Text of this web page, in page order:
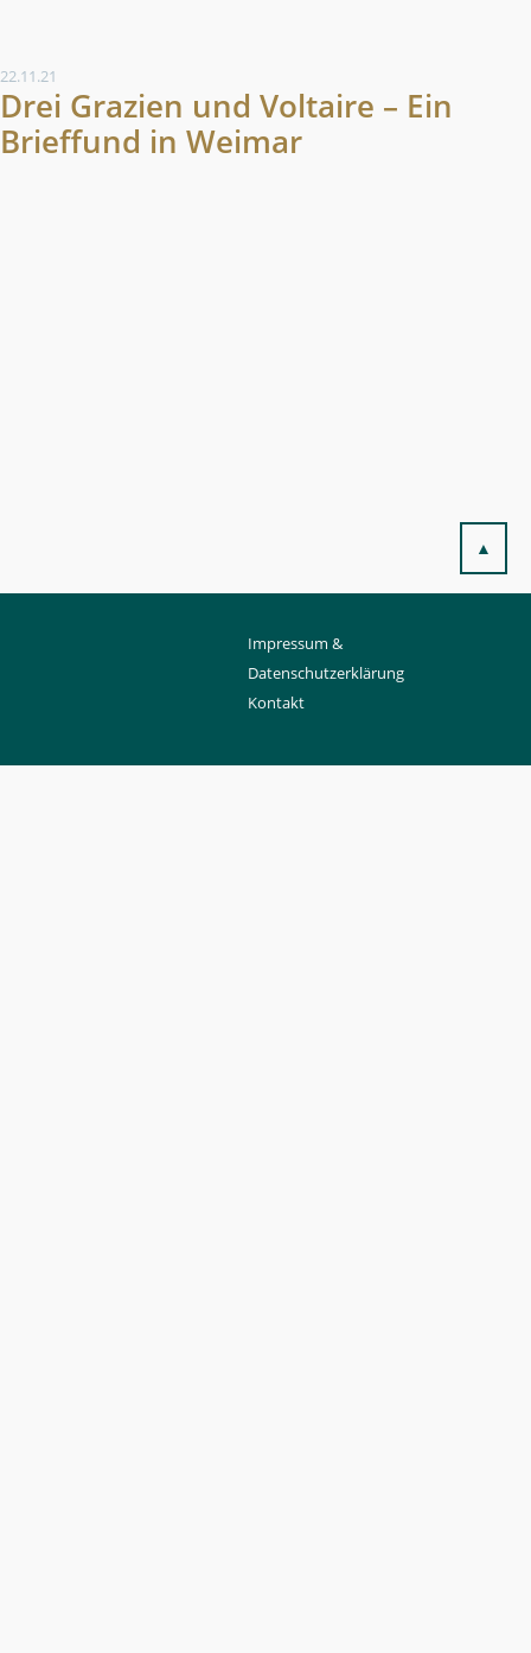
22.11.21
Drei Grazien und Voltaire – Ein
Brieffund in Weimar
▲
Impressum &
Datenschutzerklärung
Kontakt